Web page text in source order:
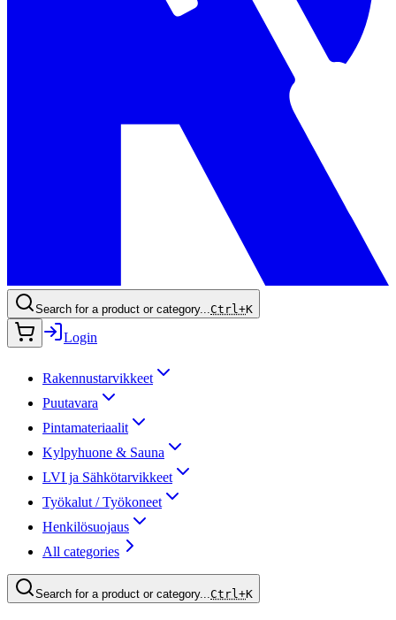
Search for a product or category...Ctrl+K
Login
Rakennustarvikkeet
Puutavara
Pintamateriaalit
Kylpyhuone & Sauna
LVI ja Sähkötarvikkeet
Työkalut / Työkoneet
Henkilösuojaus
All categories
Search for a product or category...Ctrl+K